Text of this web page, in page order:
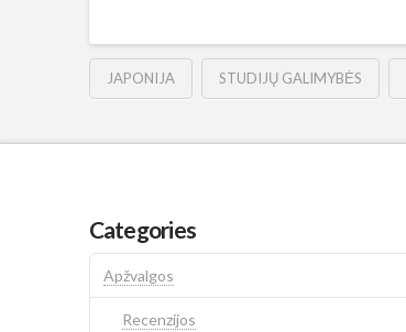
JAPONIJA STUDIJŲ GALIMYBĖS
Categories
Apžvalgos
Recenzijos